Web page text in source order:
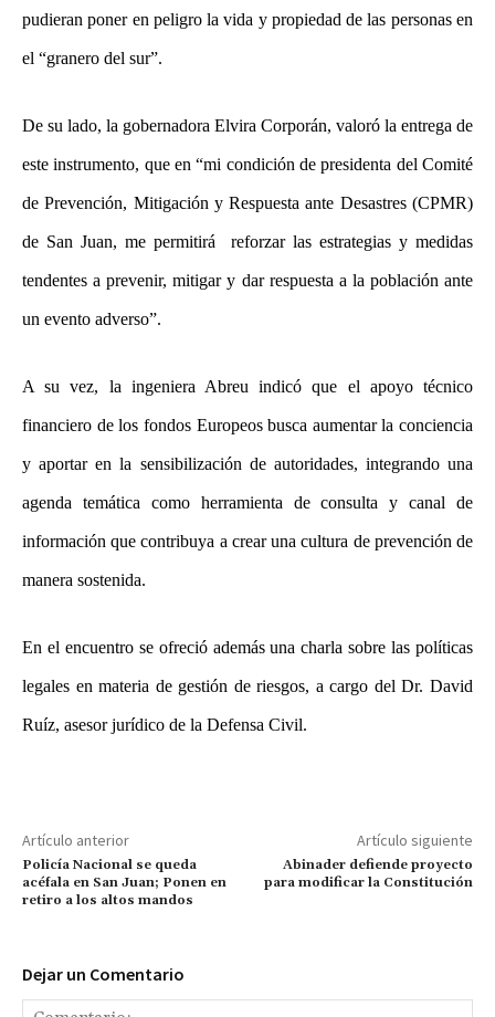
pudieran poner en peligro la vida y propiedad de las personas en
el “granero del sur”.
De su lado, la gobernadora Elvira Corporán, valoró la entrega de
este instrumento, que en “mi condición de presidenta del Comité
de Prevención, Mitigación y Respuesta ante Desastres (CPMR)
de San Juan, me permitirá reforzar las estrategias y medidas
tendentes a prevenir, mitigar y dar respuesta a la población ante
un evento adverso”.
A su vez, la ingeniera Abreu indicó que el apoyo técnico
financiero de los fondos Europeos busca aumentar la conciencia
y aportar en la sensibilización de autoridades, integrando una
agenda temática como herramienta de consulta y canal de
información que contribuya a crear una cultura de prevención de
manera sostenida.
En el encuentro se ofreció además una charla sobre las políticas
legales en materia de gestión de riesgos, a cargo del Dr. David
Ruíz, asesor jurídico de la Defensa Civil.
Artículo anterior
Policía Nacional se queda
acéfala en San Juan; Ponen en
retiro a los altos mandos
Artículo siguiente
Abinader defiende proyecto
para modificar la Constitución
Dejar un Comentario